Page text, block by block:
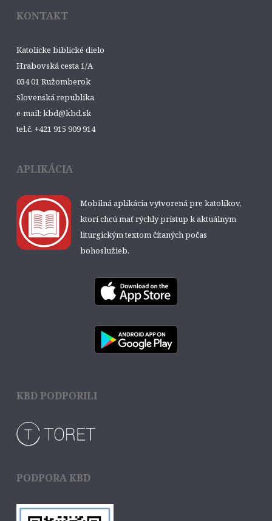
KONTAKT
Katolícke biblické dielo
Hrabovská cesta 1/A
034 01 Ružomberok
Slovenská republika
e-mail: kbd@kbd.sk
tel.č. +421 915 909 914
APLIKÁCIA
Mobilná aplikácia vytvorená pre katolíkov,
ktorí chcú mať rýchly prístup k aktuálnym
liturgickým textom čítaných počas
bohoslužieb.
KBD PODPORILI
PODPORA KBD